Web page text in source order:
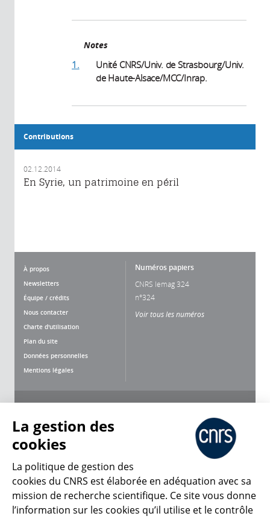
Notes
1.
Unité CNRS/Univ. de Strasbourg/Univ.
de Haute-Alsace/MCC/Inrap.
Contributions
02.12.2014
En Syrie, un patrimoine en péril
À propos
Newsletters
Équipe / crédits
Nous contacter
Charte d'utilisation
Plan du site
Données personnelles
Mentions légales
Numéros papiers
CNRS lemag 324
n°324
Voir tous les numéros
CNRS Le Mag
La gestion des
cookies
La politique de gestion des
cookies du CNRS est élaborée en adéquation avec sa
mission de recherche scientifique. Ce site vous donne
l’information sur les cookies qu’il utilise et le contrôle